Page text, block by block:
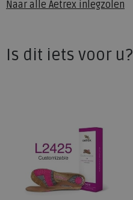
Naar alle Aetrex inlegzolen
Is dit iets voor u?